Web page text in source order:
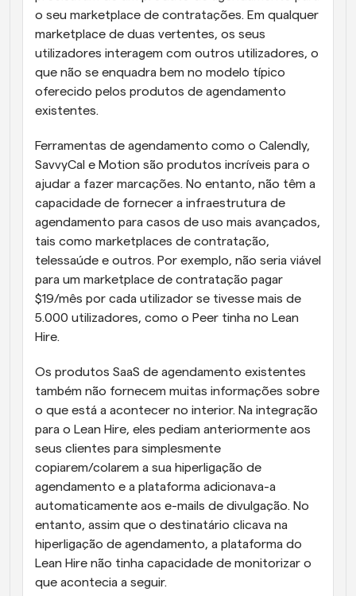
o seu marketplace de contratações. Em qualquer
marketplace de duas vertentes, os seus
utilizadores interagem com outros utilizadores, o
que não se enquadra bem no modelo típico
oferecido pelos produtos de agendamento
existentes.
Ferramentas de agendamento como o Calendly,
SavvyCal e Motion são produtos incríveis para o
ajudar a fazer marcações. No entanto, não têm a
capacidade de fornecer a infraestrutura de
agendamento para casos de uso mais avançados,
tais como marketplaces de contratação,
telessaúde e outros. Por exemplo, não seria viável
para um marketplace de contratação pagar
$19/mês por cada utilizador se tivesse mais de
5.000 utilizadores, como o Peer tinha no Lean
Hire.
Os produtos SaaS de agendamento existentes
também não fornecem muitas informações sobre
o que está a acontecer no interior. Na integração
para o Lean Hire, eles pediam anteriormente aos
seus clientes para simplesmente
copiarem/colarem a sua hiperligação de
agendamento e a plataforma adicionava-a
automaticamente aos e-mails de divulgação. No
entanto, assim que o destinatário clicava na
hiperligação de agendamento, a plataforma do
Lean Hire não tinha capacidade de monitorizar o
que acontecia a seguir.